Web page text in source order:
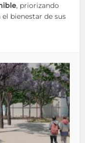
, priorizando
bienestar de sus